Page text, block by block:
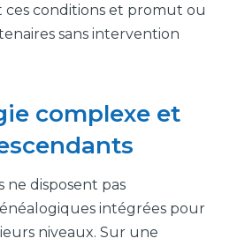
conditions et promut ou
sans intervention
complexe et
ne disposent pas
intégrées pour
niveaux. Sur une